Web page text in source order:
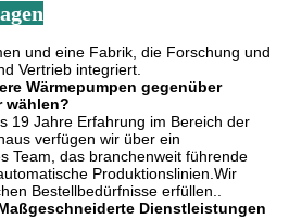
und eine Fabrik, die Forschung und
Vertrieb integriert.
Wärmepumpen gegenüber
wählen?
19 Jahre Erfahrung im Bereich der
verfügen wir über ein
Team, das branchenweit führende
Produktionslinien.Wir
Bestellbedürfnisse erfüllen..
Dienstleistungen